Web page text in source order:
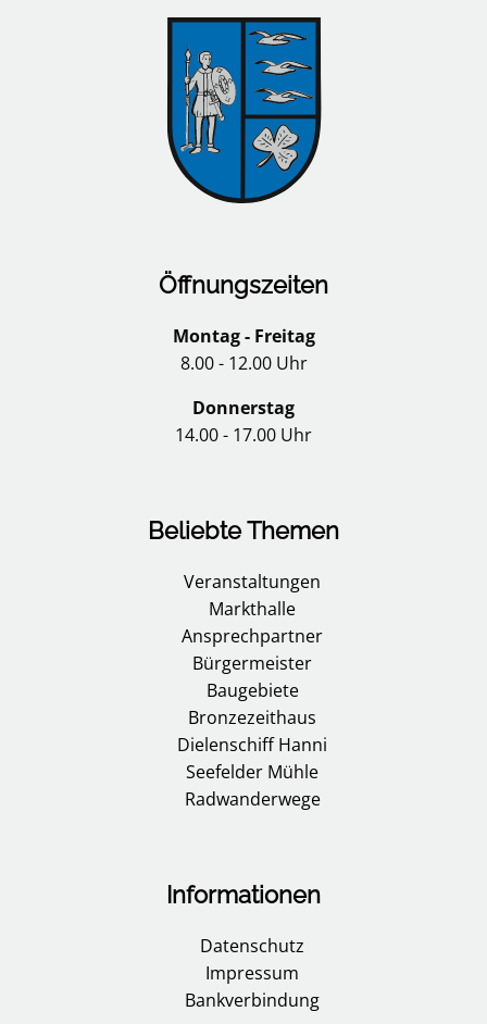
Öffnungszeiten
Montag - Freitag
8.00 - 12.00 Uhr
Donnerstag
14.00 - 17.00 Uhr
Beliebte Themen
Veranstaltungen
Markthalle
Ansprechpartner
Bürgermeister
Baugebiete
Bronzezeithaus
Dielenschiff Hanni
Seefelder Mühle
Radwanderwege
Informationen
Datenschutz
Impressum
Bankverbindung